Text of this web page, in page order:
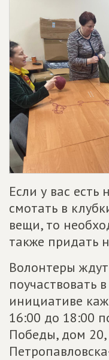
Если у вас есть
смотать в
вещи, то
также придать
Волонтеры
поучаствовать
инициативе
16:00 до 18:00
Победы, дом